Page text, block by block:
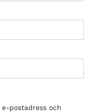
postadress och